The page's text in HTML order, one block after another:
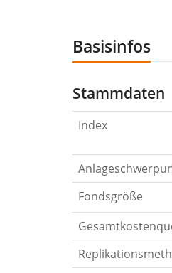
Basisinfos
Stammdaten
Index
Fondsgröße